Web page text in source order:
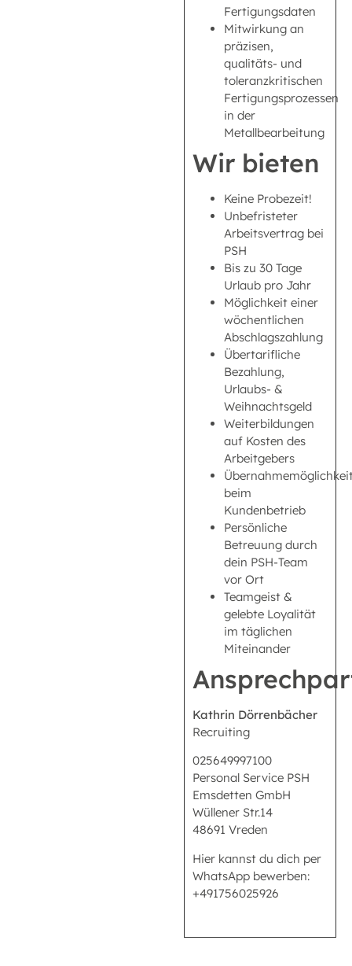
Fertigungsdaten
Mitwirkung an
präzisen,
qualitäts- und
toleranzkritischen
Fertigungsprozessen
in der
Metallbearbeitung
Wir bieten
Keine Probezeit!
Unbefristeter
Arbeitsvertrag bei
PSH
Bis zu 30 Tage
Urlaub pro Jahr
Möglichkeit einer
wöchentlichen
Abschlagszahlung
Übertarifliche
Bezahlung,
Urlaubs- &
Weihnachtsgeld
Weiterbildungen
auf Kosten des
Arbeitgebers
beim
Kundenbetrieb
Persönliche
Betreuung durch
dein PSH-Team
vor Ort
Teamgeist &
gelebte Loyalität
im täglichen
Miteinander
Kathrin Dörrenbächer
Recruiting
025649997100
Personal Service PSH
Emsdetten GmbH
Wüllener Str.14
48691 Vreden
Hier kannst du dich per
WhatsApp bewerben:
+491756025926